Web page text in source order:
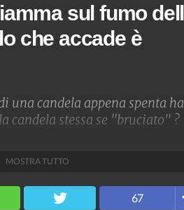
sul fumo
che accade è
una candela appena spenta
candela stessa se "bruciato" ?
channel/
MOSTRA TUTTO
67